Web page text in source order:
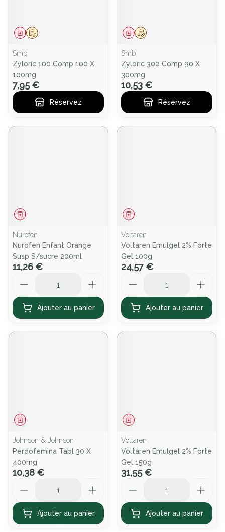
Sur prescription
Médicament
Smb
Zyloric 100 Comp 100 X
100mg
7,95 €
Réservez
Sur prescription
Médicament
Smb
Zyloric 300 Comp 90 X
300mg
10,53 €
Réservez
Médicament
Nurofen
Nurofen Enfant Orange
Susp S/sucre 200ml
11,26 €
Ajouter au panier
Médicament
Voltaren
Voltaren Emulgel 2% Forte
Gel 100g
24,57 €
Ajouter au panier
Médicament
Johnson & Johnson
Perdofemina Tabl 30 X
400mg
10,38 €
Ajouter au panier
Médicament
Voltaren
Voltaren Emulgel 2% Forte
Gel 150g
31,55 €
Ajouter au panier